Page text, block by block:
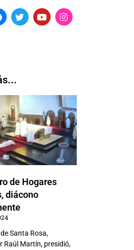
de Hogares
diácono
Santa Rosa,
Raúl Martín, presidió,